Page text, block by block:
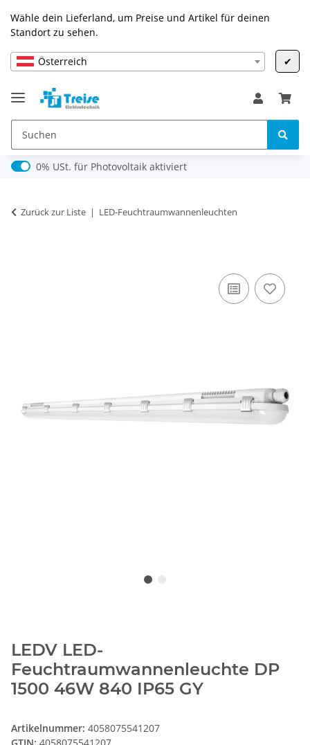
Wähle dein Lieferland, um Preise und Artikel für deinen
Standort zu sehen.
Österreich ✔
0% USt. für Photovoltaik (§ 12 Abs. 3 UStG)
0% USt. für Photovoltaik aktiviert
Zurück zur Liste LED-Feuchtraumwannenleuchten
LEDV LED-
Feuchtraumwannenleuchte DP
1500 46W 840 IP65 GY
Artikelnummer: 4058075541207